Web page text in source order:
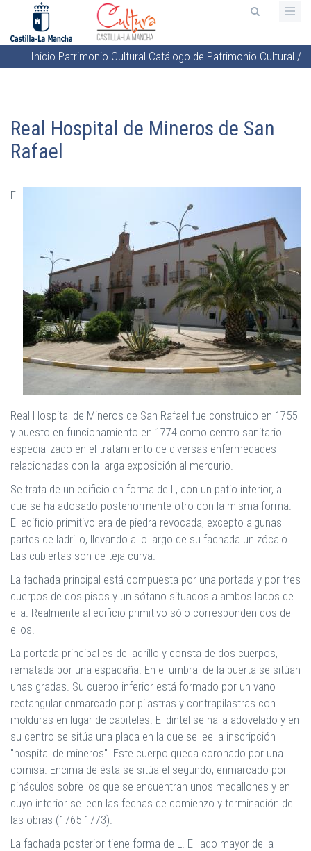
contenido
principal
Sobrescribir
ayuda
a
navegación
Inicio Patrimonio Cultural Catálogo de Patrimonio Cultural /
Real Hospital de Mineros de San
Rafael
El
Real Hospital de Mineros de San Rafael fue construido en 1755
y puesto en funcionamiento en 1774 como centro sanitario
especializado en el tratamiento de diversas enfermedades
relacionadas con la larga exposición al mercurio.
Se trata de un edificio en forma de L, con un patio interior, al
que se ha adosado posteriormente otro con la misma forma.
El edificio primitivo era de piedra revocada, excepto algunas
partes de ladrillo, llevando a lo largo de su fachada un zócalo.
Las cubiertas son de teja curva.
La fachada principal está compuesta por una portada y por tres
cuerpos de dos pisos y un sótano situados a ambos lados de
ella. Realmente al edificio primitivo sólo corresponden dos de
ellos.
La portada principal es de ladrillo y consta de dos cuerpos,
rematada por una espadaña. En el umbral de la puerta se sitúan
unas gradas. Su cuerpo inferior está formado por un vano
rectangular enmarcado por pilastras y contrapilastras con
molduras en lugar de capiteles. El dintel se halla adovelado y en
su centro se sitúa una placa en la que se lee la inscripción
"hospital de mineros". Este cuerpo queda coronado por una
cornisa. Encima de ésta se sitúa el segundo, enmarcado por
pináculos sobre los que se encuentran unos medallones y en
cuyo interior se leen las fechas de comienzo y terminación de
las obras (1765-1773).
La fachada posterior tiene forma de L. El lado mayor de la